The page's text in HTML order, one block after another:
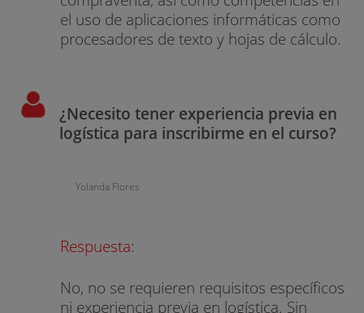
el uso de aplicaciones informáticas como
procesadores de texto y hojas de cálculo.
¿Necesito tener experiencia previa en
logística para inscribirme en el curso?
Yolanda Flores
Respuesta:
No, no se requieren requisitos específicos
ni experiencia previa en logística. Sin